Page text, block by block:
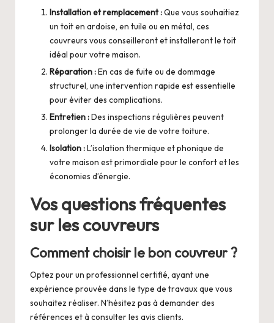
Installation et remplacement :Que vous souhaitiez
un toit en ardoise, en tuile ou en métal, ces
couvreurs vous conseilleront et installeront le toit
idéal pour votre maison.
Réparation :En cas de fuite ou de dommage
structurel, une intervention rapide est essentielle
pour éviter des complications.
Entretien :Des inspections régulières peuvent
prolonger la durée de vie de votre toiture.
Isolation :L’isolation thermique et phonique de
votre maison est primordiale pour le confort et les
économies d’énergie.
Vos questions fréquentes
sur les couvreurs
Comment choisir le bon couvreur ?
Optez pour un professionnel certifié, ayant une
expérience prouvée dans le type de travaux que vous
souhaitez réaliser. N’hésitez pas à demander des
références et à consulter les avis clients.